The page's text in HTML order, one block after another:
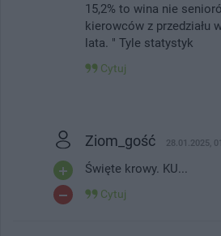
15,2% to wina nie
kierowców z przedziału
lata. " Tyle statystyk
Cytuj
Ziom_gość 28.01.2025,
Święte krowy. KU...
Cytuj